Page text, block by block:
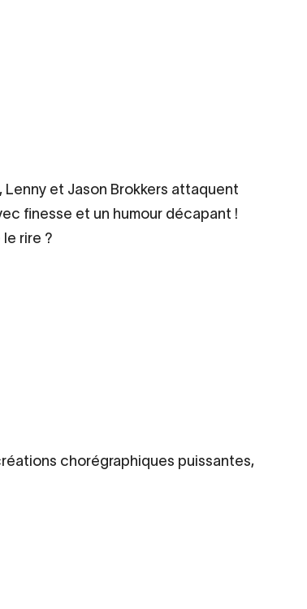
Lenny et Jason Brokkers attaquent
finesse et un humour décapant !
rire ?
chorégraphiques puissantes,